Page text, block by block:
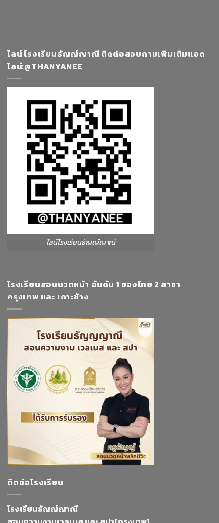
ไลน์ โรงเรียนธัญญ์ญาณี ติดต่อสอบถามเพิ่มเติมแอด
ไลน์:@THANYANEE
ไลน์โรงเรียนธัญญ์ญาณี
โรงเรียนสอนนวดหน้า อันดับ 1 ของไทย 2 สาขา
กรุงเทพ และ เกาะช้าง
ติดต่อโรงเรียน
โรงเรียนธัญญ์ญาณี